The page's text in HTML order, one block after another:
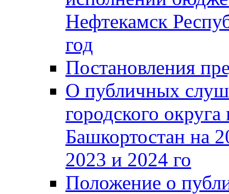
Нефтекамск
год
Постановления
О публичных
городского
Башкортостан на
2023 и 2024 го
Положение о